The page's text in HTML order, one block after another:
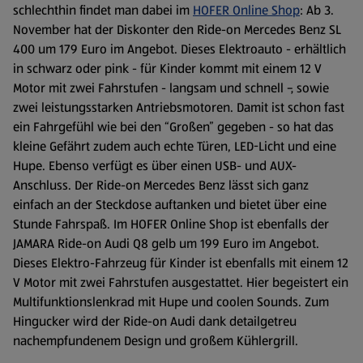
schlechthin findet man dabei im HOFER Online Shop: Ab 3.
November hat der Diskonter den Ride-on Mercedes Benz SL
400 um 179 Euro im Angebot. Dieses Elektroauto - erhältlich
in schwarz oder pink - für Kinder kommt mit einem 12 V
Motor mit zwei Fahrstufen - langsam und schnell -, sowie
zwei leistungsstarken Antriebsmotoren. Damit ist schon fast
ein Fahrgefühl wie bei den “Großen” gegeben - so hat das
kleine Gefährt zudem auch echte Türen, LED-Licht und eine
Hupe. Ebenso verfügt es über einen USB- und AUX-
Anschluss. Der Ride-on Mercedes Benz lässt sich ganz
einfach an der Steckdose auftanken und bietet über eine
Stunde Fahrspaß. Im HOFER Online Shop ist ebenfalls der
JAMARA Ride-on Audi Q8 gelb um 199 Euro im Angebot.
Dieses Elektro-Fahrzeug für Kinder ist ebenfalls mit einem 12
V Motor mit zwei Fahrstufen ausgestattet. Hier begeistert ein
Multifunktionslenkrad mit Hupe und coolen Sounds. Zum
Hingucker wird der Ride-on Audi dank detailgetreu
nachempfundenem Design und großem Kühlergrill.